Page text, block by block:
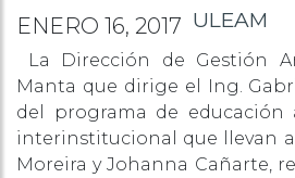
ULEAM
ENERO 16, 2017
La Dirección de Gestión
Manta que dirige el Ing.
del programa de
interinstitucional que llevan
Moreira y Johanna Cañarte,